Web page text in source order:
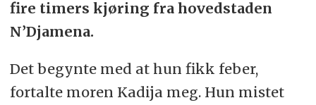
fire timers kjøring fra hovedstaden
N’Djamena.
Det begynte med at hun fikk feber,
fortalte moren Kadija meg. Hun mistet